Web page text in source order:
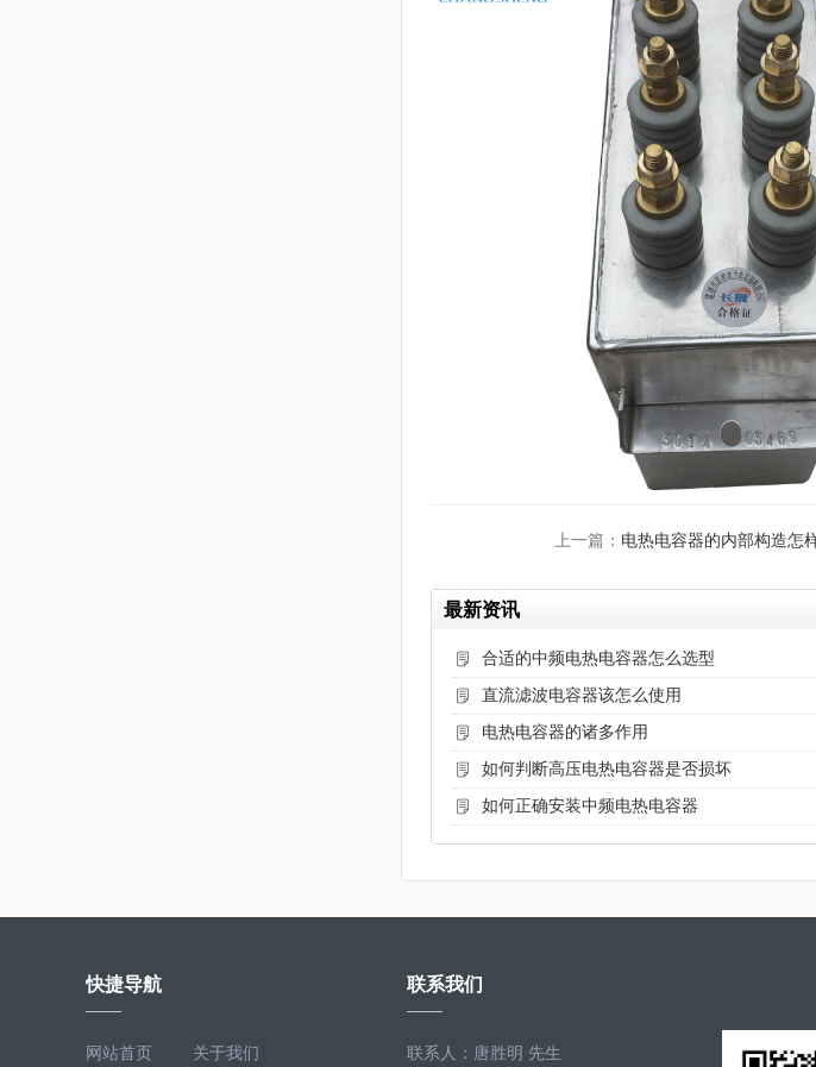
上一篇： 电热电容器的内部构造怎
最新资讯
合适的中频电热电容器怎么选型
直流滤波电容器该怎么使用
电热电容器的诸多作用
如何判断高压电热电容器是否损坏
如何正确安装中频电热电容器
快捷导航
网站首页 关于我们
联系我们
联系人：唐胜明 先生